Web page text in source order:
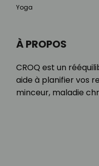
À PROPOS
CROQ est un
aide à planifier vos
minceur, maladie
Yoga